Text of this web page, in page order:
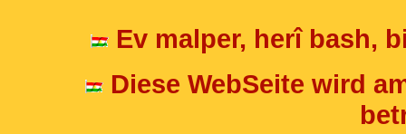
Ev malper, herî bash,
Diese WebSeite wird